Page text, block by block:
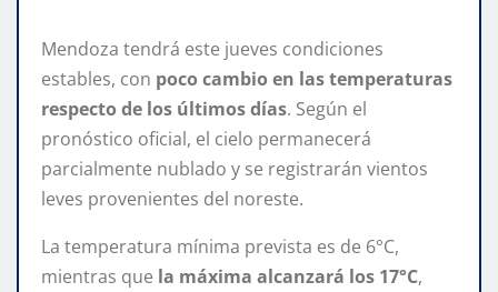
Mendoza tendrá este jueves condiciones
estables, con poco cambio en las temperaturas
respecto de los últimos días. Según el
pronóstico oficial, el cielo permanecerá
parcialmente nublado y se registrarán vientos
leves provenientes del noreste.
La temperatura mínima prevista es de 6°C,
mientras que la máxima alcanzará los 17°C,